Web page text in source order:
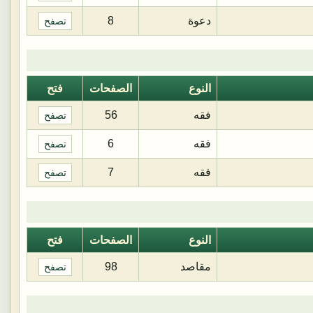
دعوة 8 تصفح
النوع الصفحات فتح
فقه 56 تصفح
فقه 6 تصفح
فقه 7 تصفح
النوع الصفحات فتح
مقاصد 98 تصفح